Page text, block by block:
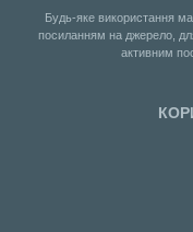
Будь-яке використання
посиланням на джерело, для
активним